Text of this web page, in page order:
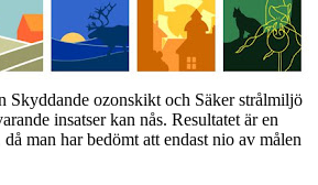
Skyddande ozonskikt och Säker strålmiljö
insatser kan nås. Resultatet är en
man har bedömt att endast nio av målen